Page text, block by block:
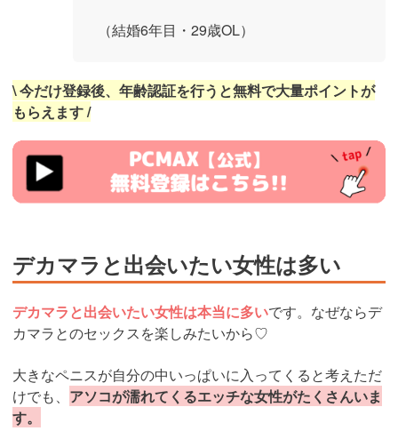
（結婚6年目・29歳OL）
\ 今だけ登録後、年齢認証を行うと無料で大量ポイントが
もらえます /
https://pcmax.jp/lp/?
ad_id=rm327007
デカマラと出会いたい女性は多い
デカマラと出会いたい女性は本当に多いです。なぜならデ
カマラとのセックスを楽しみたいから♡
大きなペニスが自分の中いっぱいに入ってくると考えただ
けでも、 アソコが濡れてくるエッチな女性がたくさんいま
す。